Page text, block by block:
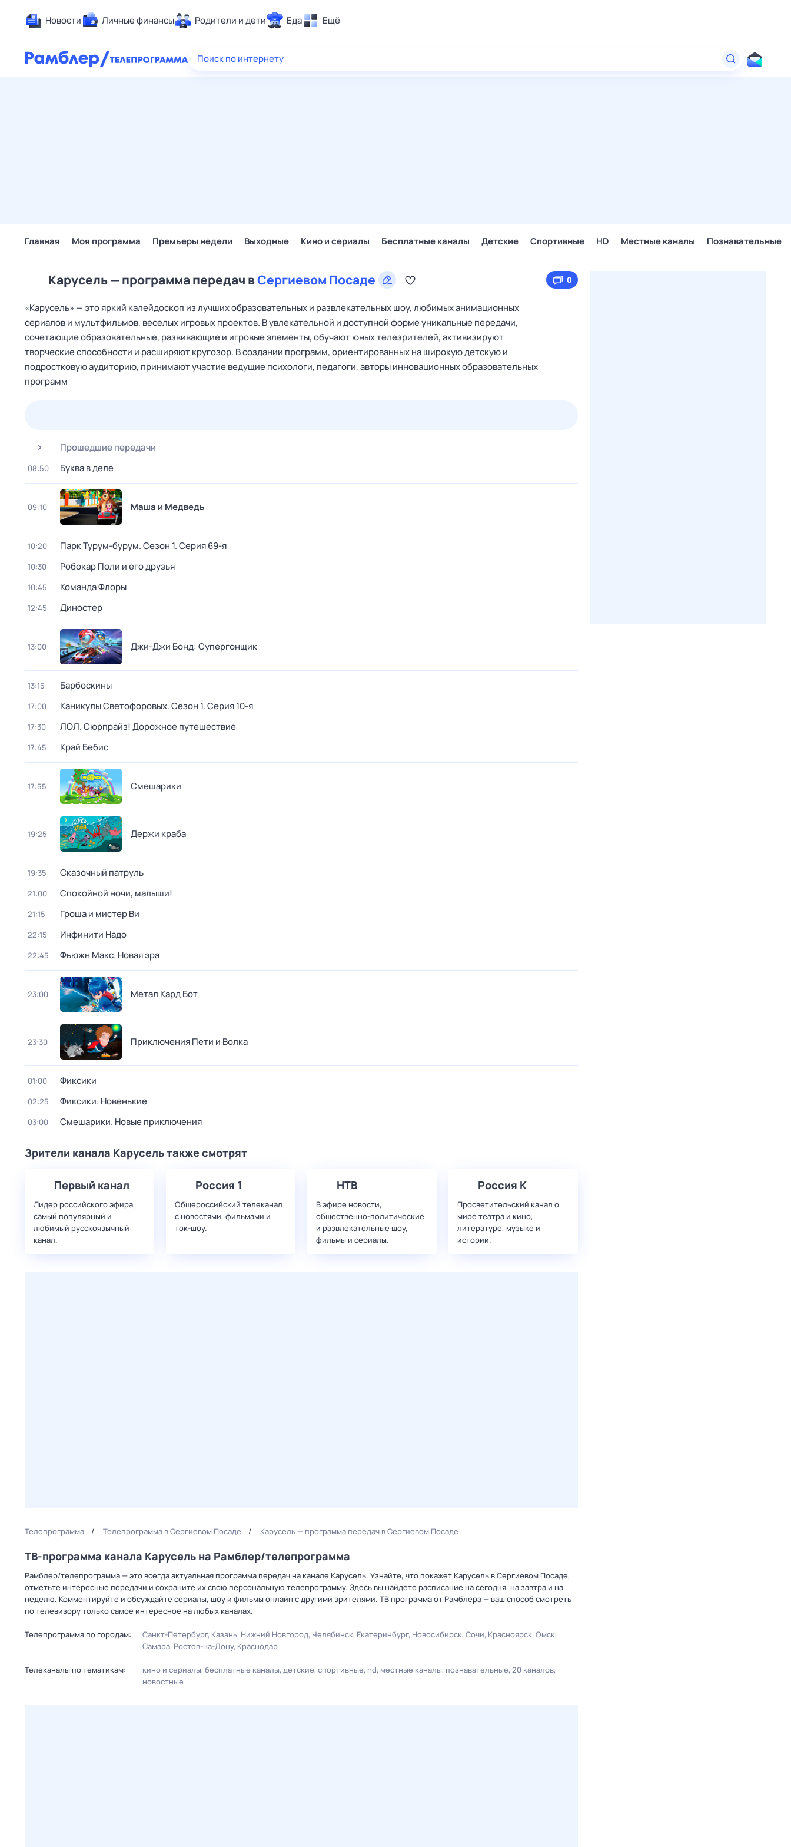
Новости Личные финансы Родители и дети Еда Ещё
Здоровье
Поиск по интернету
Главная Моя программа Премьеры недели Выходные Кино и сериалы Бесплатные каналы Детские Спортивные HD Местные каналы Познавательные
Карусель — программа передач вСергиевом Посаде 0
«Карусель» — это яркий калейдоскоп из лучших образовательных и развлекательных шоу, любимых анимационных
сериалов и мультфильмов, веселых игровых проектов. В увлекательной и доступной форме уникальные передачи,
сочетающие образовательные, развивающие и игровые элементы, обучают юных телезрителей, активизируют
творческие способности и расширяют кругозор. В создании программ, ориентированных на широкую детскую и
подростковую аудиторию, принимают участие ведущие психологи, педагоги, авторы инновационных образовательных
программ
Прошедшие передачи
08:50 Буква в деле
09:10 Маша и Медведь
10:20 Парк Турум-бурум. Сезон 1. Серия 69-я
10:30 Робокар Поли и его друзья
10:45 Команда Флоры
12:45 Диностер
13:00 Джи-Джи Бонд: Супергонщик
13:15 Барбоскины
17:00 Каникулы Светофоровых. Сезон 1. Серия 10-я
17:30 ЛОЛ. Сюрпрайз! Дорожное путешествие
17:45 Край Бебис
17:55 Смешарики
19:25 Держи краба
19:35 Сказочный патруль
21:00 Спокойной ночи, малыши!
21:15 Гроша и мистер Ви
22:15 Инфинити Надо
22:45 Фьюжн Макс. Новая эра
23:00 Метал Кард Бот
23:30 Приключения Пети и Волка
01:00 Фиксики
02:25 Фиксики. Новенькие
03:00 Смешарики. Новые приключения
Зрители канала Карусель также смотрят
Первый канал
Лидер российского эфира,
самый популярный и
любимый русскоязычный
канал.
Россия 1
Общероссийский телеканал
с новостями, фильмами и
ток-шоу.
НТВ
В эфире новости,
общественно-политические
и развлекательные шоу,
фильмы и сериалы.
Россия К
Просветительский канал о
мире театра и кино,
литературе, музыке и
истории.
Телепрограмма Телепрограмма в Сергиевом Посаде Карусель — программа передач в Сергиевом Посаде
ТВ-программа канала Карусель на Рамблер/телепрограмма
Рамблер/телепрограмма — это всегда актуальная программа передач на канале Карусель. Узнайте, что покажет Карусель в Сергиевом Посаде,
отметьте интересные передачи и сохраните их свою персональную телепрограмму. Здесь вы найдете расписание на сегодня, на завтра и на
неделю. Комментируйте и обсуждайте сериалы, шоу и фильмы онлайн с другими зрителями. ТВ программа от Рамблера — ваш способ смотреть
по телевизору только самое интересное на любых каналах.
Телепрограмма по городам: Санкт-Петербург Казань Нижний Новгород Челябинск Екатеринбург Новосибирск Сочи Красноярск Омск
Самара Ростов-на-Дону Краснодар
Телеканалы по тематикам: кино и сериалы бесплатные каналы детские спортивные hd местные каналы познавательные 20 каналов
новостные